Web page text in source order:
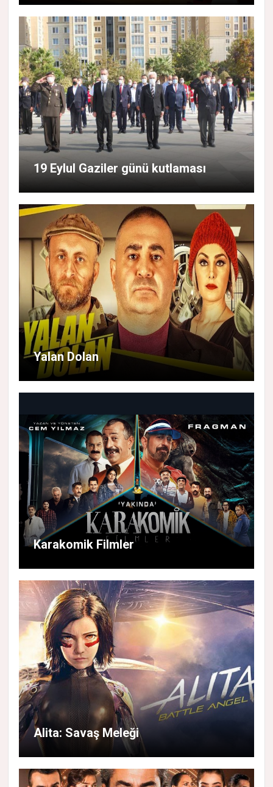
19 Eylul Gaziler günü kutlaması
Yalan Dolan
Karakomik Filmler
Alita: Savaş Meleği